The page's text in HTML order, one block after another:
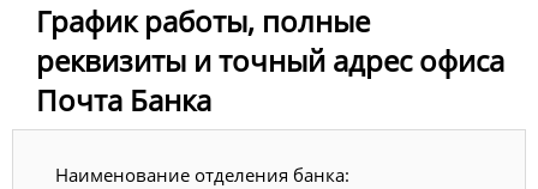
График работы, полные
реквизиты и точный адрес офиса
Почта Банка
Наименование отделения банка: